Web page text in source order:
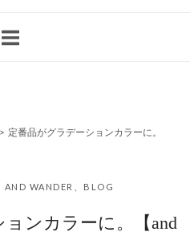
> 定番品がグラデーションカラーに。
AND WANDER BLOG
ンカラーに。【and